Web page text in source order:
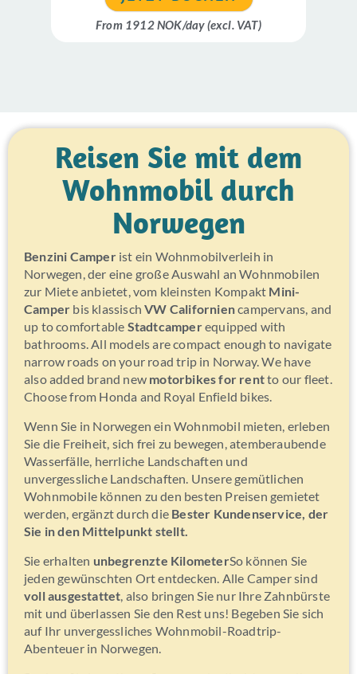
From 1912 NOK/day (excl. VAT)
Reisen Sie mit dem
Wohnmobil durch
Norwegen
Benzini Camperist ein Wohnmobilverleih in
Norwegen, der eine große Auswahl an Wohnmobilen
zur Miete anbietet, vom kleinsten Kompakt Mini-
Camper bis klassischVW Californiencampervans, and
up to comfortable Stadtcamperequipped with
bathrooms. All models are compact enough to navigate
narrow roads on your road trip in Norway. We have
also added brand new motorbikes for rentto our fleet.
Choose from Honda and Royal Enfield bikes.
Wenn Sie in Norwegen ein Wohnmobil mieten, erleben
Sie die Freiheit, sich frei zu bewegen, atemberaubende
Wasserfälle, herrliche Landschaften und
unvergessliche Landschaften. Unsere gemütlichen
Wohnmobile können zu den besten Preisen gemietet
werden, ergänzt durch die Bester Kundenservice, der
Sie in den Mittelpunkt stellt.
Sie erhalten unbegrenzte KilometerSo können Sie
jeden gewünschten Ort entdecken. Alle Camper sind
voll ausgestattet, also bringen Sie nur Ihre Zahnbürste
mit und überlassen Sie den Rest uns! Begeben Sie sich
auf Ihr unvergessliches Wohnmobil-Roadtrip-
Abenteuer in Norwegen.